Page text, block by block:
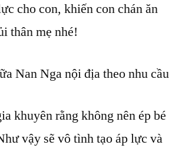
cho con, khiến con chán ăn
thân mẹ nhé!
Nan Nga nội địa theo nhu cầu
khuyên rằng không nên ép bé
vậy sẽ vô tình tạo áp lực và